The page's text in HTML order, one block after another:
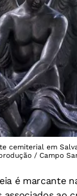
cemiterial em
/ Campo
é marcante